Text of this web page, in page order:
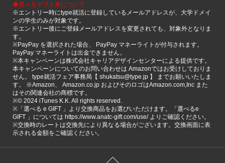
◆選べるギフト券について
※エントリー時にtype就活に登録しているメールアドレスが、大学ドメイ
ンの学生のみが対象です。
※エントリー後にご登録メールアドレスを変更されても、対象外となりま
す。
※PayPay を選択された場合、 PayPay マネーライトが付与されます。
PayPay マネーライトは出金できません。
※本キャンペーンは株式会社キャリアデザインセンターによる提供です。
本キャンペーンについてのお問い合わせは Amazonではお受けしておりま
せん。 type就活フェア事務局【 shukatsu@type.jp 】 までお願いいたしま
す。 ※Amazon、 Amazon.co.jp およびそのロゴはAmazon.com,Inc また
はその関連会社の商標です。
※©️ 2024 iTunes K.K. All rights reserved.
※「選べる e GIFT 」より交換商品をお選びいただけます。「選べるe
GIFT 」については https://www.anatc-gift.com/use/ よりご確認ください。
※交換時のレートは交換先により異なる場合がございます。交換画面に表
示される金額をご確認ください。